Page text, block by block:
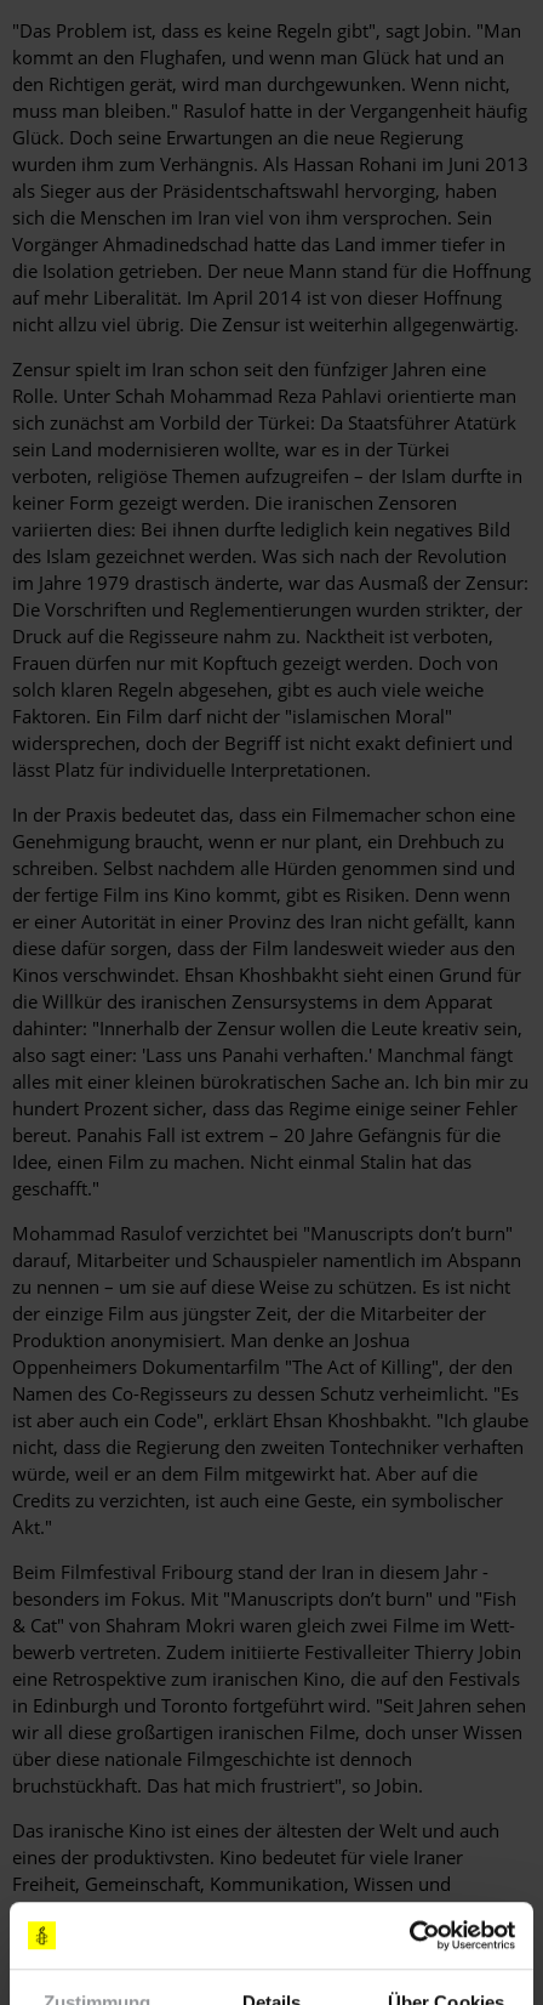
"Das Problem ist, dass es keine Regeln gibt", sagt Jobin. "Man
kommt an den Flughafen, und wenn man Glück hat und an
den Richtigen gerät, wird man durchgewunken. Wenn nicht,
muss man bleiben." Rasulof hatte in der Vergangenheit häufig
Glück. Doch seine Erwartungen an die neue Regierung
wurden ihm zum Verhängnis. Als Hassan Rohani im Juni 2013
als Sieger aus der Präsidentschaftswahl hervorging, haben
sich die Menschen im Iran viel von ihm versprochen. Sein
Vorgänger Ahmadinedschad hatte das Land immer tiefer in
die Isolation getrieben. Der neue Mann stand für die Hoffnung
auf mehr Liberalität. Im April 2014 ist von dieser Hoffnung
nicht allzu viel übrig. Die Zensur ist weiterhin allgegenwärtig.
Zensur spielt im Iran schon seit den fünfziger Jahren eine
Rolle. Unter Schah Mohammad Reza Pahlavi orientierte man
sich zunächst am Vorbild der Türkei: Da Staatsführer Atatürk
sein Land modernisieren wollte, war es in der Türkei
verboten, religiöse Themen aufzugreifen – der Islam durfte in
keiner Form gezeigt werden. Die iranischen Zensoren
variierten dies: Bei ihnen durfte lediglich kein negatives Bild
des Islam gezeichnet werden. Was sich nach der Revolution
im Jahre 1979 drastisch änderte, war das Ausmaß der Zensur:
Die Vorschriften und Reglementierungen wurden strikter, der
Druck auf die Regisseure nahm zu. Nacktheit ist verboten,
Frauen dürfen nur mit Kopftuch gezeigt werden. Doch von
solch klaren Regeln abgesehen, gibt es auch viele weiche
Faktoren. Ein Film darf nicht der "islamischen Moral"
widersprechen, doch der Begriff ist nicht exakt definiert und
lässt Platz für individuelle Interpretationen.
In der Praxis bedeutet das, dass ein Filmemacher schon eine
Genehmigung braucht, wenn er nur plant, ein Drehbuch zu
schreiben. Selbst nachdem alle Hürden genommen sind und
der fertige Film ins Kino kommt, gibt es Risiken. Denn wenn
er einer Autorität in einer Provinz des Iran nicht gefällt, kann
diese dafür sorgen, dass der Film landesweit wieder aus den
Kinos verschwindet. Ehsan Khoshbakht sieht einen Grund für
die Willkür des iranischen Zensursystems in dem Apparat
dahinter: "Innerhalb der Zensur wollen die Leute kreativ sein,
also sagt ­einer: 'Lass uns Panahi verhaften.' Manchmal fängt
alles mit ­einer kleinen bürokratischen Sache an. Ich bin mir zu
hundert Prozent sicher, dass das Regime einige seiner Fehler
bereut. ­Panahis Fall ist extrem – 20 Jahre Gefängnis für die
Idee, einen Film zu machen. Nicht einmal Stalin hat das
geschafft."
Mohammad Rasulof verzichtet bei "Manuscripts don’t burn"
darauf, Mitarbeiter und Schauspieler namentlich im Abspann
zu nennen – um sie auf diese Weise zu schützen. Es ist nicht
der einzige Film aus jüngster Zeit, der die Mitarbeiter der
Produktion anonymisiert. Man denke an Joshua
Oppenheimers Dokumentarfilm "The Act of Killing", der den
Namen des Co-­Regisseurs zu dessen Schutz verheimlicht. "Es
ist aber auch ein Code", erklärt Ehsan Khoshbakht. "Ich glaube
nicht, dass die ­Regierung den zweiten Tontechniker verhaften
würde, weil er an dem Film mitgewirkt hat. Aber auf die
Credits zu verzichten, ist auch eine Geste, ein symbolischer
Akt."
Beim Filmfestival Fribourg stand der Iran in diesem Jahr ­
besonders im Fokus. Mit "Manuscripts don’t burn" und "Fish
& Cat" von Shahram Mokri waren gleich zwei Filme im Wett­
bewerb vertreten. Zudem initiierte Festivalleiter Thierry Jobin
eine Retrospektive zum iranischen Kino, die auf den Festivals
in Edinburgh und Toronto fortgeführt wird. "Seit Jahren sehen
wir all diese großartigen iranischen Filme, doch unser Wissen
über diese nationale Filmgeschichte ist dennoch
bruchstückhaft. Das hat mich frustriert", so Jobin.
Das iranische Kino ist eines der ältesten der Welt und auch
eines der produktivsten. Kino bedeutet für viele Iraner
Freiheit, Gemeinschaft, Kommunikation, Wissen und
Information. Und durch die Zensur haben die Menschen
gelernt, zwischen den Zeilen zu lesen. "Nader und Simin –
Eine Trennung" etwa war im Iran gleichermaßen erfolgreich
wie im Westen. Der Film gewann viele bedeutende Preise –